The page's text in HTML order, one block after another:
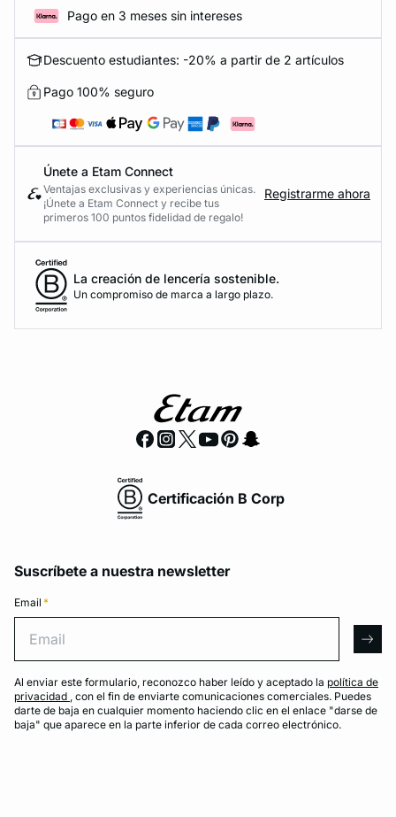
Pago en 3 meses sin intereses
Descuento estudiantes: -20% a partir de 2 artículos
Pago 100% seguro
Únete a Etam Connect
Ventajas exclusivas y experiencias únicas.
¡Únete a Etam Connect y recibe tus
primeros 100 puntos fidelidad de regalo!
Registrarme ahora
La creación de lencería sostenible.
Un compromiso de marca a largo plazo.
Certificación B Corp
Suscríbete a nuestra newsletter
Email *
Al enviar este formulario, reconozco haber leído y aceptado la política de
privacidad , con el fin de enviarte comunicaciones comerciales. Puedes
darte de baja en cualquier momento haciendo clic en el enlace "darse de
baja" que aparece en la parte inferior de cada correo electrónico.